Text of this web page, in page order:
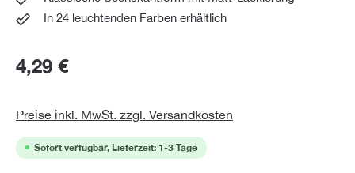
In 24 leuchtenden Farben erhältlich
4,29 €
Preise inkl. MwSt. zzgl. Versandkosten
Sofort verfügbar, Lieferzeit: 1-3 Tage